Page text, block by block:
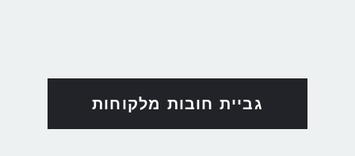
גביית חובות מלקוחות